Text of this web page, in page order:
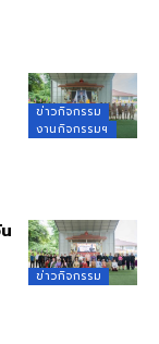
ข่าวกิจกรรม
งานกิจกรรมฯ
ข่าวกิจกรรม